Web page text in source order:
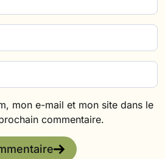
mon e-mail et mon site dans le
commentaire.